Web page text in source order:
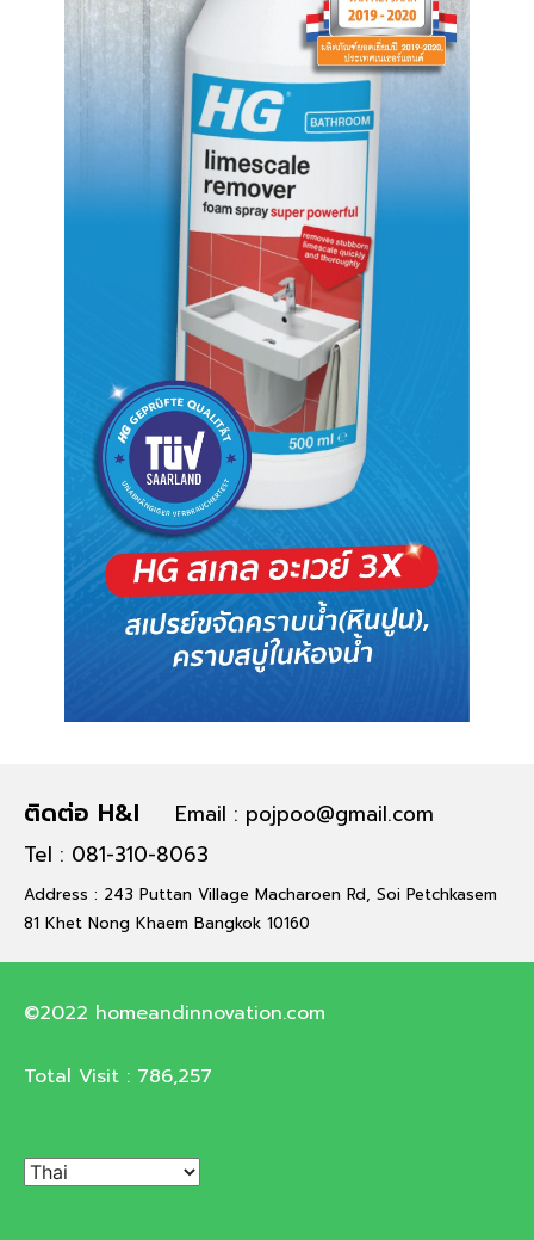
ติดต่อ H&I
Email : pojpoo@gmail.com
Tel : 081-310-8063
Address : 243 Puttan Village Macharoen Rd, Soi Petchkasem
81 Khet Nong Khaem Bangkok 10160
©2022 homeandinnovation.com
Total Visit : 786,257